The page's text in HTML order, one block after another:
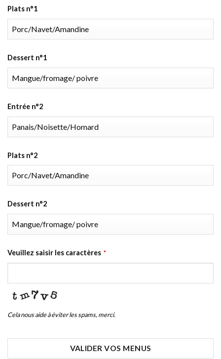
Plats n°1
Dessert n°1
Entrée n°2
Plats n°2
Dessert n°2
Veuillez saisir les caractères *
Cela nous aide à éviter les spams, merci.
VALIDER VOS MENUS